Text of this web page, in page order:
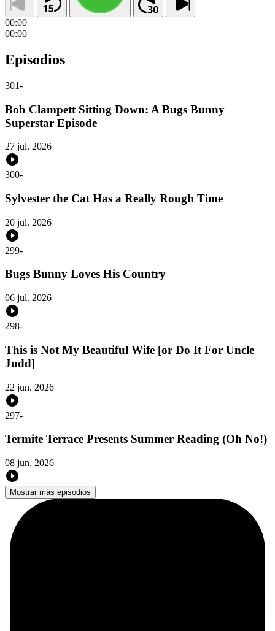
00:00
00:00
Episodios
301-
Bob Clampett Sitting Down: A Bugs Bunny
Superstar Episode
27 jul. 2026
300-
Sylvester the Cat Has a Really Rough Time
20 jul. 2026
299-
Bugs Bunny Loves His Country
06 jul. 2026
298-
This is Not My Beautiful Wife [or Do It For Uncle
Judd]
22 jun. 2026
297-
Termite Terrace Presents Summer Reading (Oh No!)
08 jun. 2026
Mostrar más episodios